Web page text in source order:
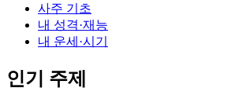
사주 기초
내 성격·재능
내 운세·시기
인기 주제